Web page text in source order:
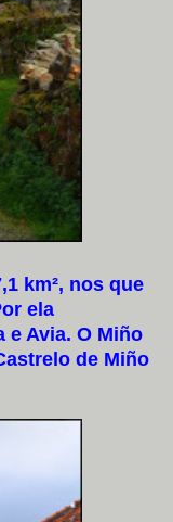
km², nos que
ela
Avia. O Miño
de Miño